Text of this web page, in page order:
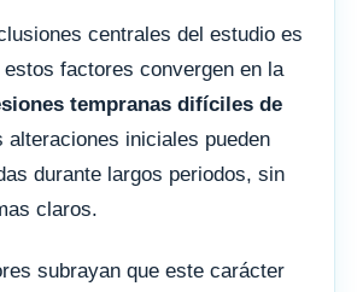
centrales del estudio es
factores convergen en la
tempranas difíciles de
alteraciones iniciales pueden
durante largos periodos, sin
claros.
subrayan que este carácter